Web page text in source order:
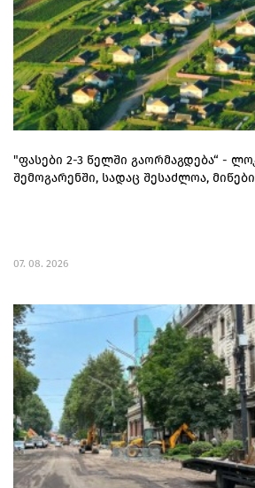
"ფასები 2-3 წელში გაორმაგდება“ -
შემოგარენში, სადაც შესაძლოა,
07. 08. 2026